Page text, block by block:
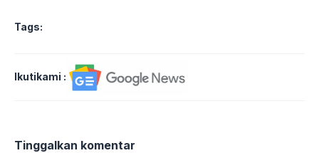
Tags:
Ikutikami :
Tinggalkan komentar